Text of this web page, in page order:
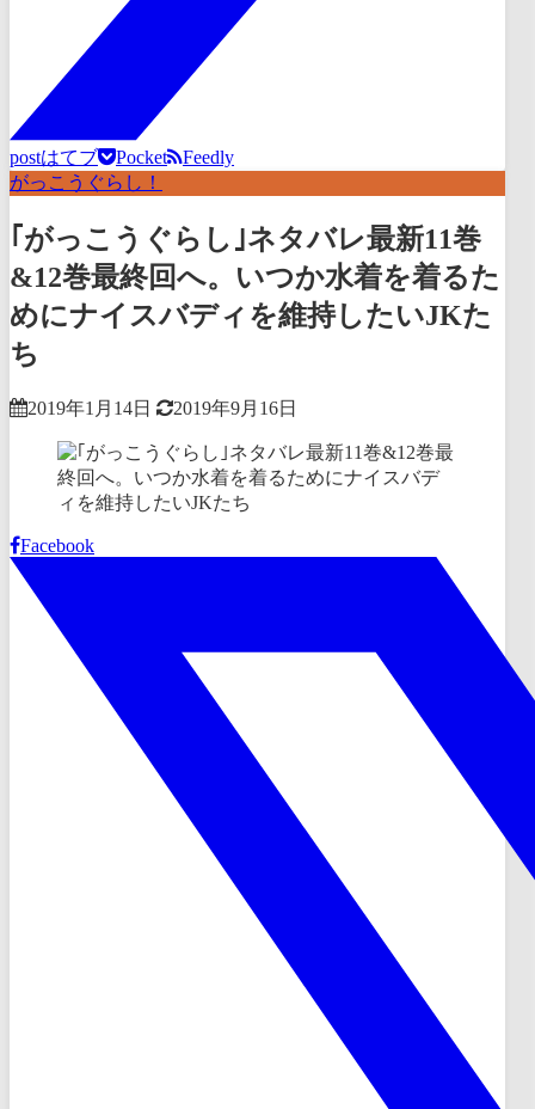
postはてブ Pocket
Feedly
がっこうぐらし！
｢がっこうぐらし｣ネタバレ最新11巻
&12巻最終回へ。いつか水着を着るた
めにナイスバディを維持したいJKた
ち
2019年1月14日 2019年9月16日
Facebook